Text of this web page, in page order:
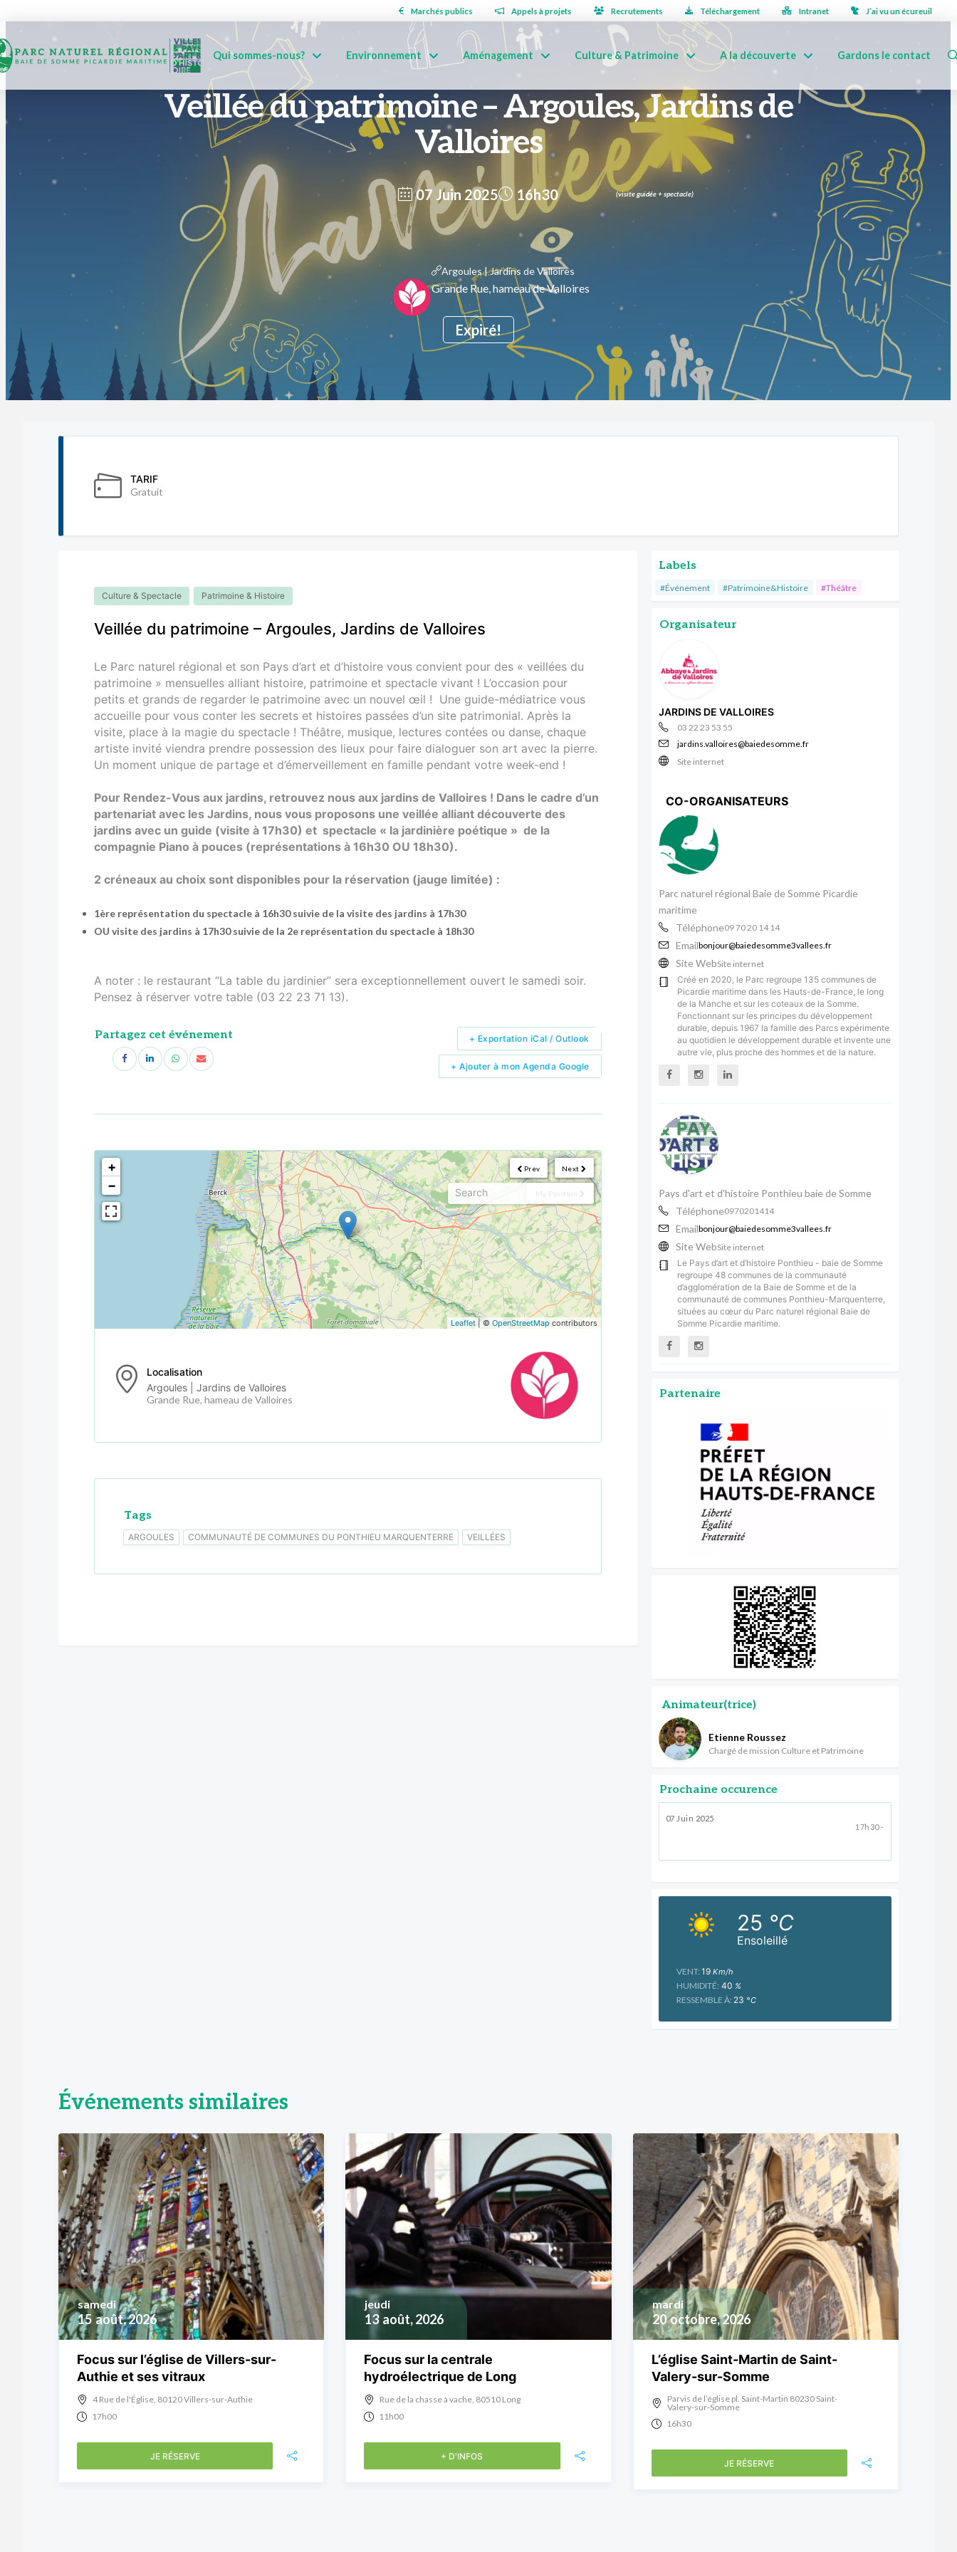
Marchés publics Appels à projets Recrutements Téléchargement Intranet J’ai vu un écureuil
Qui sommes-nous? Environnement Aménagement Culture & Patrimoine A la découverte Gardons le contact
Veillée du patrimoine – Argoules, Jardins de
Valloires
07 Juin 2025
Expiré!
(visite guidée + spectacle)
16h30
Argoules | Jardins de Valloires
Grande Rue, hameau de Valloires
TARIF
Gratuit
Culture & Spectacle Patrimoine & Histoire
Veillée du patrimoine – Argoules, Jardins de Valloires
Le Parc naturel régional et son Pays d’art et d’histoire vous convient pour des « veillées du
patrimoine » mensuelles alliant histoire, patrimoine et spectacle vivant ! L’occasion pour
petits et grands de regarder le patrimoine avec un nouvel œil ! Une guide-médiatrice vous
accueille pour vous conter les secrets et histoires passées d’un site patrimonial. Après la
visite, place à la magie du spectacle ! Théâtre, musique, lectures contées ou danse, chaque
artiste invité viendra prendre possession des lieux pour faire dialoguer son art avec la pierre.
Un moment unique de partage et d’émerveillement en famille pendant votre week-end !
Pour Rendez-Vous aux jardins, retrouvez nous aux jardins de Valloires ! Dans le cadre d’un
partenariat avec les Jardins, nous vous proposons une veillée alliant découverte des
jardins avec un guide (visite à 17h30) et spectacle « la jardinière poétique » de la
compagnie Piano à pouces (représentations à 16h30 OU 18h30).
2 créneaux au choix sont disponibles pour la réservation (jauge limitée) :
1ère représentation du spectacle à 16h30 suivie de la visite des jardins à 17h30
OU visite des jardins à 17h30 suivie de la 2e représentation du spectacle à 18h30
A noter : le restaurant “La table du jardinier” sera exceptionnellement ouvert le samedi soir.
Pensez à réserver votre table (03 22 23 71 13).
Partagez cet événement
+ Ajouter à mon Agenda Google
+ Exportation iCal / Outlook
Next
Prev
My Position
<!---->
+
−
Leaflet| © OpenStreetMap contributors
Localisation
Argoules | Jardins de Valloires
Grande Rue, hameau de Valloires
Tags
ARGOULES COMMUNAUTÉ DE COMMUNES DU PONTHIEU MARQUENTERRE VEILLÉES
Labels
#Événement #Patrimoine&Histoire #Théâtre
Organisateur
JARDINS DE VALLOIRES
03 22 23 53 55
jardins.valloires@baiedesomme.fr
Site internet
CO-ORGANISATEURS
Parc naturel régional Baie de Somme Picardie
maritime
Téléphone09 70 20 14 14
Emailbonjour@baiedesomme3vallees.fr
Site WebSite internet
Créé en 2020, le Parc regroupe 135 communes de
Picardie maritime dans les Hauts-de-France, le long
de la Manche et sur les coteaux de la Somme.
Fonctionnant sur les principes du développement
durable, depuis 1967 la famille des Parcs expérimente
au quotidien le développement durable et invente une
autre vie, plus proche des hommes et de la nature.
Pays d'art et d'histoire Ponthieu baie de Somme
Téléphone0970201414
Emailbonjour@baiedesomme3vallees.fr
Site WebSite internet
Le Pays d’art et d’histoire Ponthieu - baie de Somme
regroupe 48 communes de la communauté
d’agglomération de la Baie de Somme et de la
communauté de communes Ponthieu-Marquenterre,
situées au cœur du Parc naturel régional Baie de
Somme Picardie maritime.
Partenaire
Animateur(trice)
Etienne Roussez
Chargé de mission Culture et Patrimoine
Prochaine occurence
07 Juin 2025
17h30 -
Ensoleillé
25 °C
VENT: 19Km/h
HUMIDITÉ: 40 %
RESSEMBLE À: 23 °C
Événements similaires
15 août, 2026
samedi
Focus sur l’église de Villers-sur-
Authie et ses vitraux
4 Rue de l'Église, 80120 Villers-sur-Authie
17h00
JE RÉSERVE
13 août, 2026
jeudi
Focus sur la centrale
hydroélectrique de Long
Rue de la chasse à vache, 80510 Long
11h00
+ D'INFOS
20 octobre, 2026
mardi
L’église Saint-Martin de Saint-
Valery-sur-Somme
Parvis de l’église pl. Saint-Martin 80230 Saint-
Valery-sur-Somme
16h30
JE RÉSERVE